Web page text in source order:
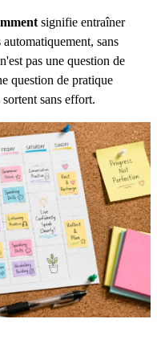
signifie entraîner
sans
pas une question de
question de pratique
sans effort.